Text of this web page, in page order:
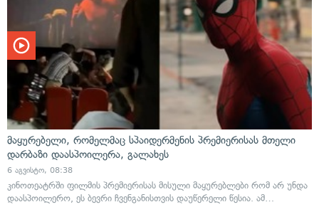
მაყურებელი, რომელმაც სპაიდერმენის პრემიერისას მთელი
დარბაზი დაასპოილერა, გალახეს
6 აგვისტო, 08:38
კინოთეატრში ფილმის პრემიერისას მისული მაყურებლები რომ არ უნდა
დაასპოილერო, ეს ბევრი ჩვენგანისთვის დაუწერელი წესია. ამ…